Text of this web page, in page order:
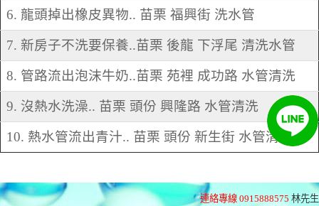
6. 龍頭掉出橡皮異物.. 苗栗 福興街 洗水管
7. 新房子不洗要保養..苗栗 後龍 下浮尾 清洗水管
8. 管路流出泡沫牛奶..苗栗 苑裡 成功路 水管清洗
9. 沒熱水洗澡.. 苗栗 頭份 興隆路 水管清洗
10. 熱水管流出青汁.. 苗栗 頭份 新生街 水管清洗
連絡專線 0915888575 林先生